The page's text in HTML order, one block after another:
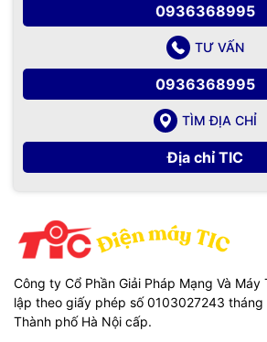
0936368995
TƯ VẤN
0936368995
TÌM ĐỊA CHỈ
Địa chỉ TIC
Công ty Cổ Phần Giải Pháp Mạng Và
lập theo giấy phép số 0103027243 tháng
Thành phố Hà Nội cấp.